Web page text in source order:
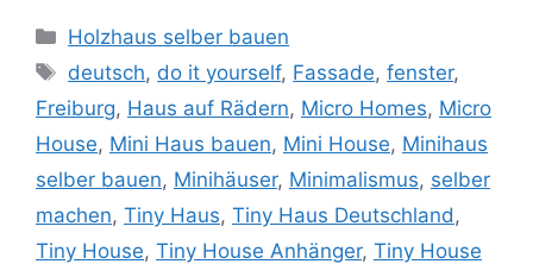
Kategorien
Holzhaus selber bauen
Schlagwörter
deutsch, do it yourself, Fassade,fenster,
Freiburg, Haus auf Rädern, Micro Homes, Micro
House, Mini Haus bauen, Mini House, Minihaus
selber bauen, Minihäuser, Minimalismus, selber
machen, Tiny Haus, Tiny Haus Deutschland ,
Tiny House, Tiny House Anhänger, Tiny House